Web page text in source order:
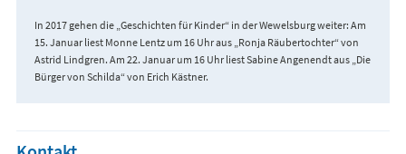
In 2017 gehen die „Geschichten für Kinder“ in der Wewelsburg weiter: Am
15. Januar liest Monne Lentz um 16 Uhr aus „Ronja Räubertochter“ von
Astrid Lindgren. Am 22. Januar um 16 Uhr liest Sabine Angenendt aus „Die
Bürger von Schilda“ von Erich Kästner.